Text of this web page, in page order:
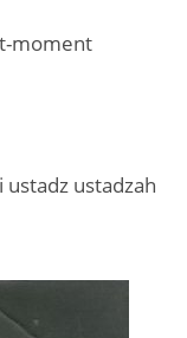
moment
ustadz ustadzah